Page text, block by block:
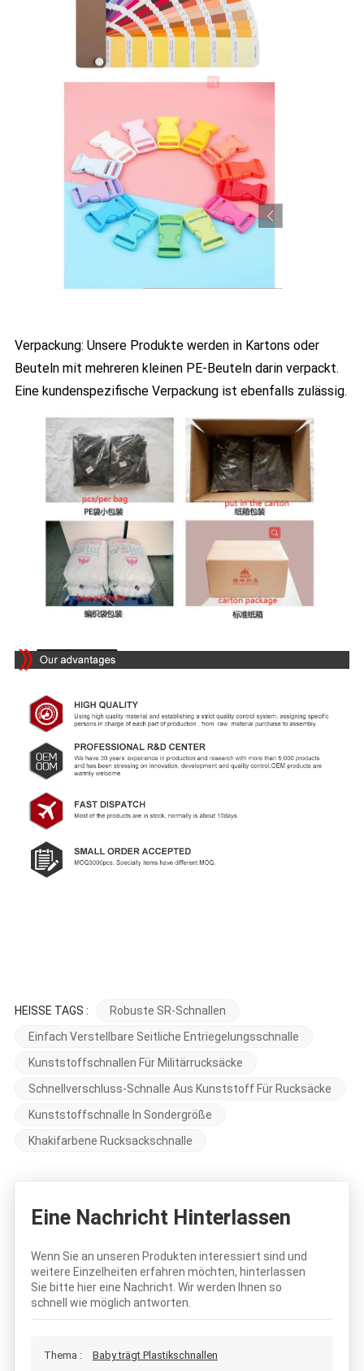
Verpackung: Unsere Produkte werden in Kartons oder
Beuteln mit mehreren kleinen PE-Beuteln darin verpackt.
Eine kundenspezifische Verpackung ist ebenfalls zulässig.
HEISSE TAGS :
Robuste SR-Schnallen
Einfach Verstellbare Seitliche Entriegelungsschnalle
Kunststoffschnallen Für Militärrucksäcke
Schnellverschluss-Schnalle Aus Kunststoff Für Rucksäcke
Kunststoffschnalle In Sondergröße
Khakifarbene Rucksackschnalle
Eine Nachricht Hinterlassen
Wenn Sie an unseren Produkten interessiert sind und
weitere Einzelheiten erfahren möchten, hinterlassen
Sie bitte hier eine Nachricht. Wir werden Ihnen so
schnell wie möglich antworten.
Thema : Baby trägt Plastikschnallen